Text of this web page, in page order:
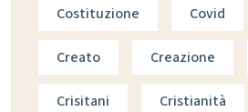
Costituzione Covid
Creato Creazione
Crisitani Cristianità